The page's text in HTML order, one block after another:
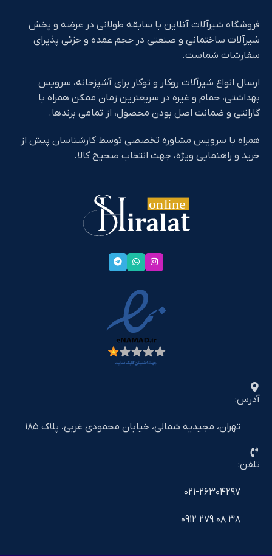
فروشگاه شیرآلات آنلاین با سابقه طولانی در عرضه و پخش
شیرآلات ساختمانی و صنعتی در حجم عمده و جزئی پذیرای
سفارشات شماست.
ارسال انواع شیرآلات روکار و توکار برای آشپزخانه، سرویس
بهداشتی، حمام و غیره در سریعترین زمان ممکن همراه با
گارانتی و ضمانت اصل بودن محصول، از تمامی برندها.
همراه با سرویس مشاوره تخصصی توسط کارشناسان پیش از
خرید و راهنمایی ویژه، جهت انتخاب صحیح کالا.
آدرس:
تهران، مجیدیه شمالی، خیابان محمودی غربی، پلاک ۱۸۵
تلفن:
۰۲۱-۲۶۳۰۴۲۹۷
۳۸ ۰۸ ۲۷۹ ۰۹۱۲